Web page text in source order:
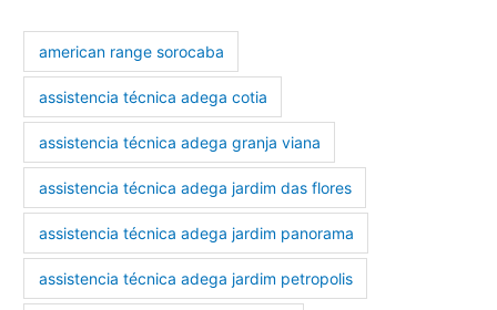
american range sorocaba
assistencia técnica adega cotia
assistencia técnica adega granja viana
assistencia técnica adega jardim das flores
assistencia técnica adega jardim panorama
assistencia técnica adega jardim petropolis